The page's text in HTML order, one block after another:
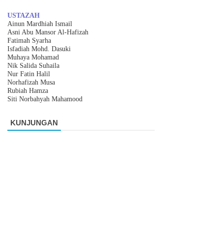
USTAZAH
Ainun Mardhiah Ismail
Asni Abu Mansor Al-Hafizah
Fatimah Syarha
Isfadiah Mohd. Dasuki
Muhaya Mohamad
Nik Salida Suhaila
Nur Fatin Halil
Norhafizah Musa
Rubiah Hamza
Siti Norbahyah Mahamood
KUNJUNGAN